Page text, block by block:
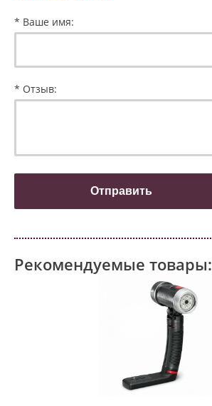
* Ваше имя:
* Отзыв:
Рекомендуемые товары: